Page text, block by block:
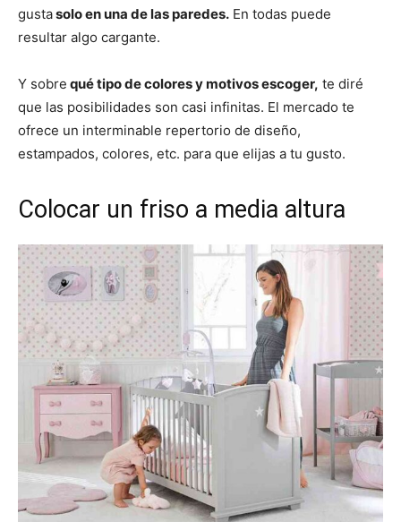
gustasolo en una de las paredes. En todas puede
resultar algo cargante.
Y sobre qué tipo de colores y motivos escoger, te diré
que las posibilidades son casi infinitas. El mercado te
ofrece un interminable repertorio de diseño,
estampados, colores, etc. para que elijas a tu gusto.
Colocar un friso a media altura